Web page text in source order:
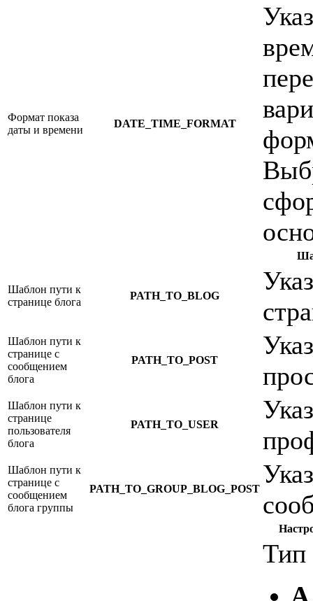
Формат показа
даты и времени
DATE_TIME_FORMAT
Шаблон пути к
странице блога
PATH_TO_BLOG
Шаблон пути к
странице с
сообщением
блога
PATH_TO_POST
Шаблон пути к
странице
пользователя
блога
PATH_TO_USER
Шаблон пути к
странице с
сообщением
блога группы
PATH_TO_GROUP_BLOG_POST
Тип